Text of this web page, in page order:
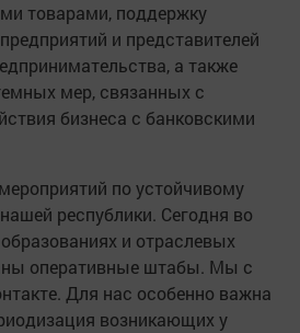
товарами, поддержку
и представителей
а также
мер, связанных с
бизнеса с банковскими
по устойчивому
республики. Сегодня во
и отраслевых
оперативные штабы. Мы с
Для нас особенно важна
возникающих у